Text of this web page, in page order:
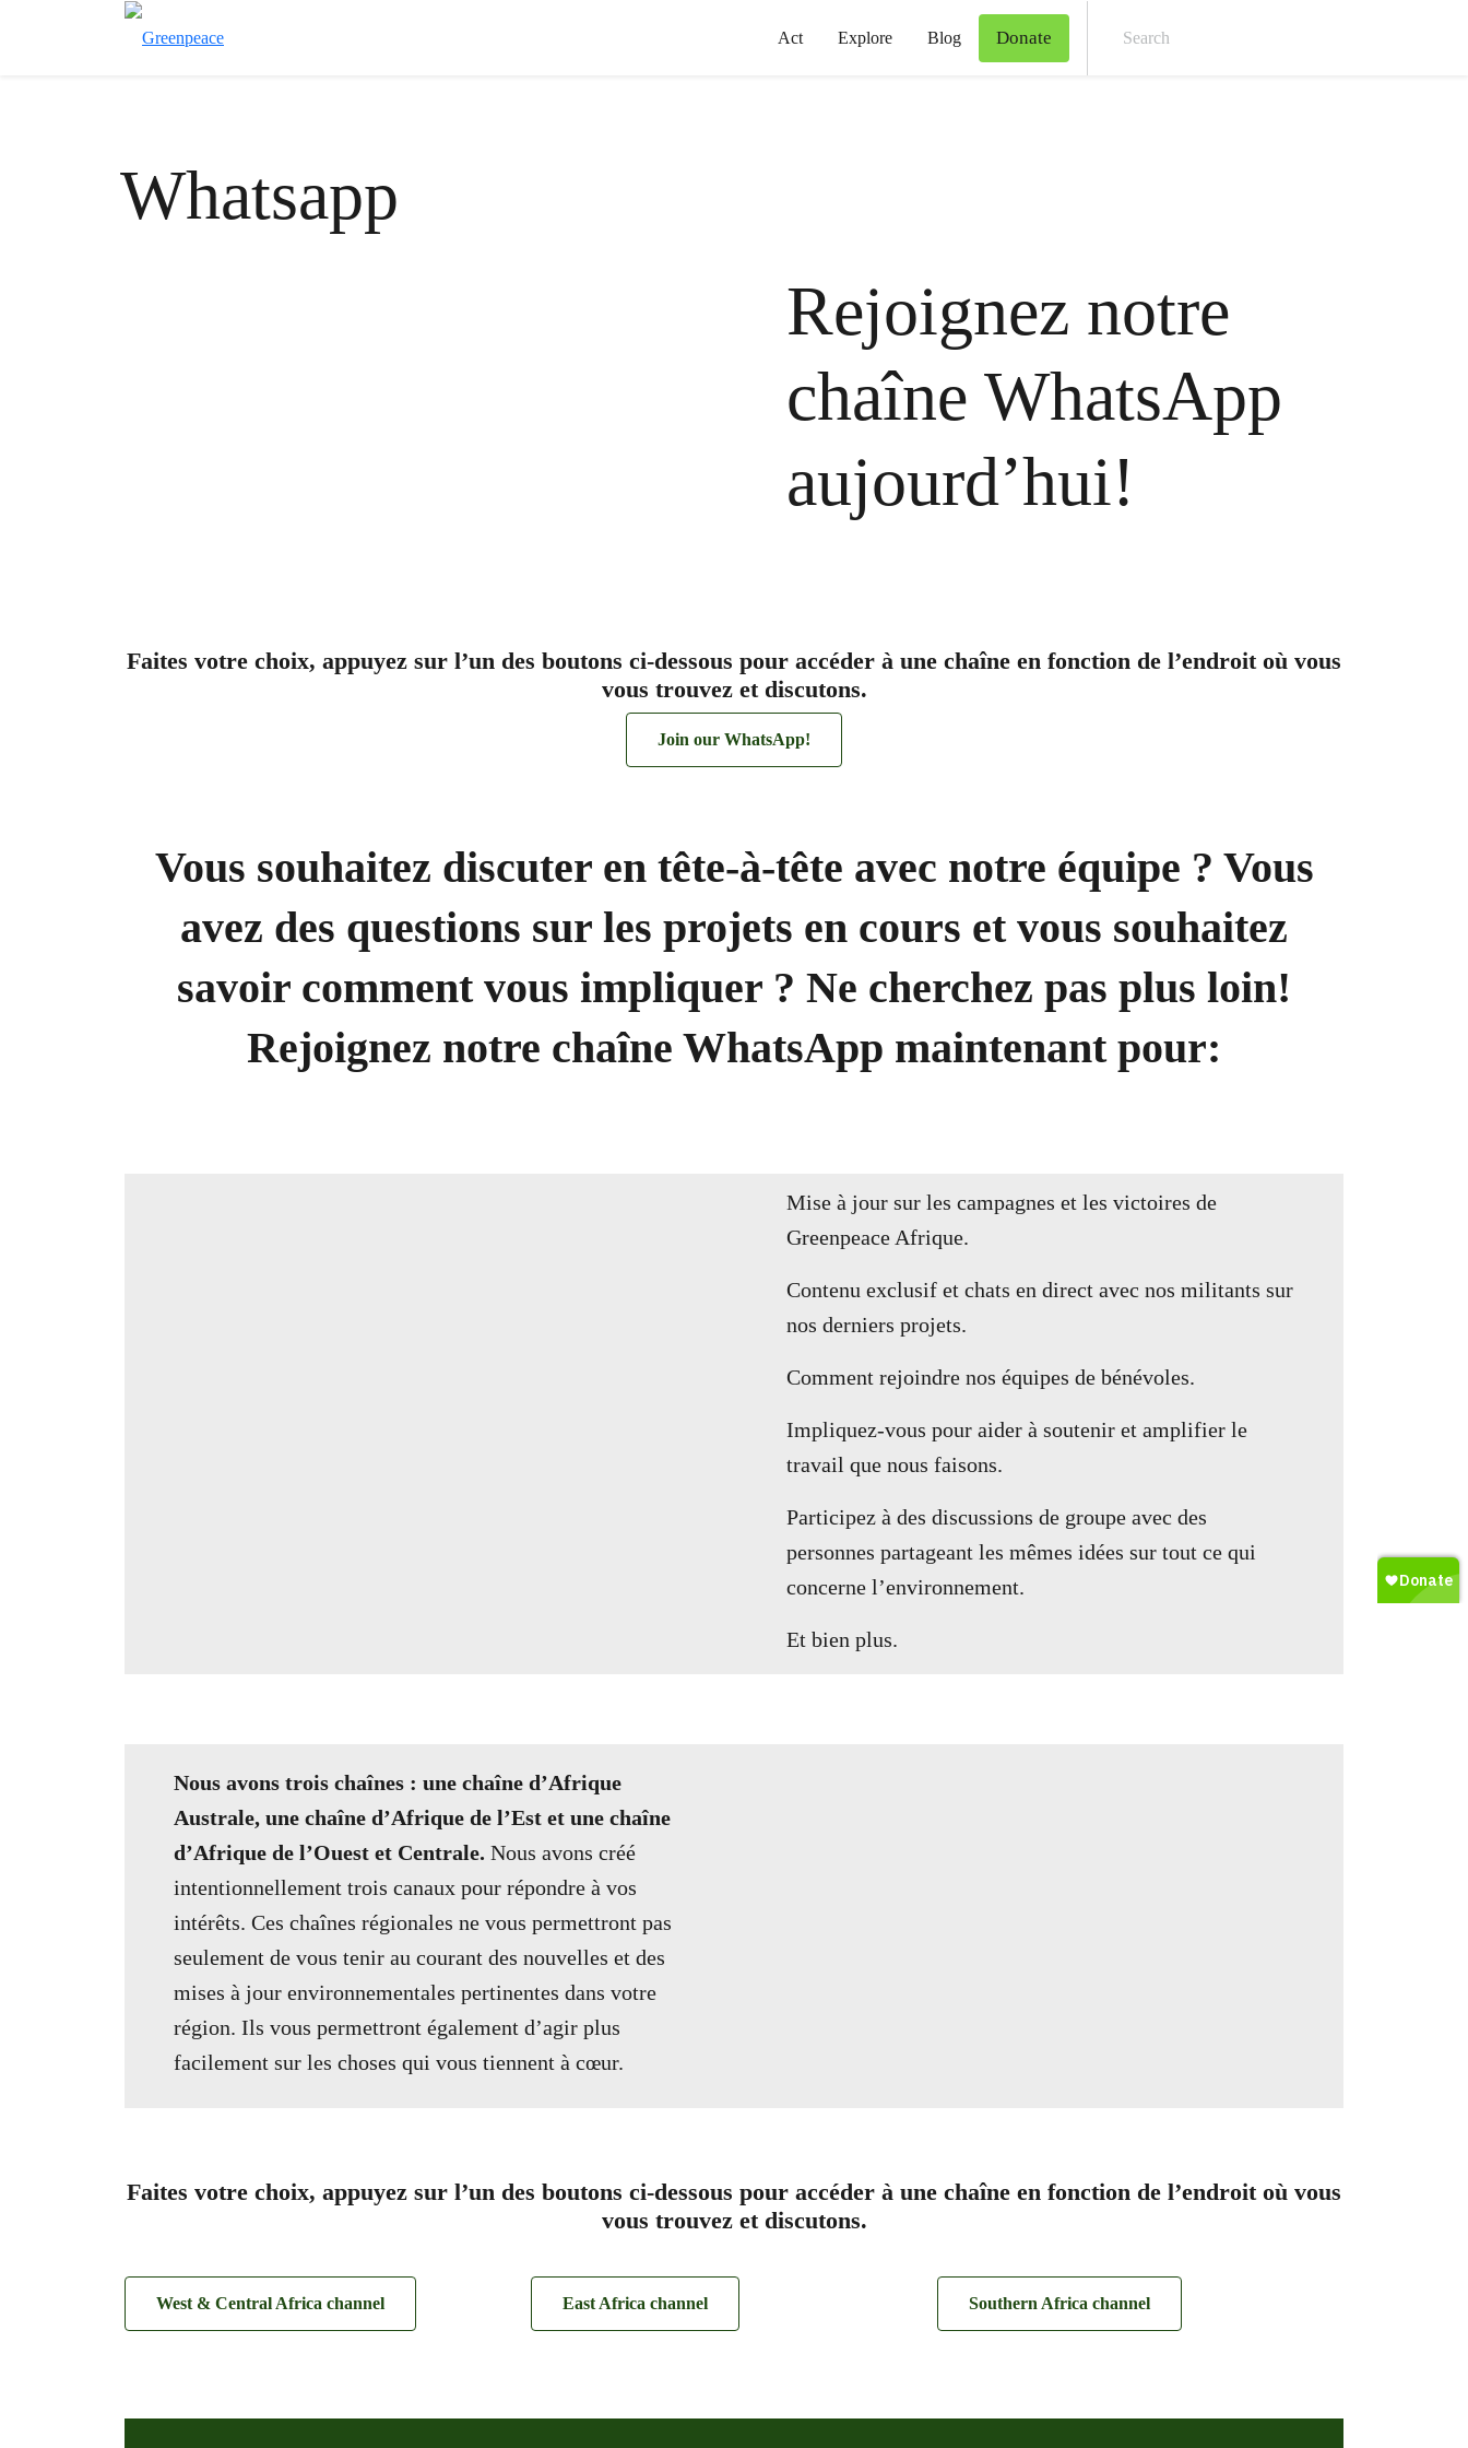
Act Explore Blog Donate
Whatsapp
Rejoignez notre
chaîne WhatsApp
aujourd’hui!
Faites votre choix, appuyez sur l’un des boutons ci-dessous pour accéder à une chaîne en fonction de l’endroit où vous
vous trouvez et discutons.
Join our WhatsApp!
Vous souhaitez discuter en tête-à-tête avec notre équipe ? Vous
avez des questions sur les projets en cours et vous souhaitez
savoir comment vous impliquer ? Ne cherchez pas plus loin!
Rejoignez notre chaîne WhatsApp maintenant pour:
Mise à jour sur les campagnes et les victoires de
Greenpeace Afrique.
Contenu exclusif et chats en direct avec nos militants sur
nos derniers projets.
Comment rejoindre nos équipes de bénévoles.
Impliquez-vous pour aider à soutenir et amplifier le
travail que nous faisons.
Participez à des discussions de groupe avec des
personnes partageant les mêmes idées sur tout ce qui
concerne l’environnement.
Et bien plus.
Nous avons trois chaînes : une chaîne d’Afrique
Australe, une chaîne d’Afrique de l’Est et une chaîne
d’Afrique de l’Ouest et Centrale. Nous avons créé
intentionnellement trois canaux pour répondre à vos
intérêts. Ces chaînes régionales ne vous permettront pas
seulement de vous tenir au courant des nouvelles et des
mises à jour environnementales pertinentes dans votre
région. Ils vous permettront également d’agir plus
facilement sur les choses qui vous tiennent à cœur.
Faites votre choix, appuyez sur l’un des boutons ci-dessous pour accéder à une chaîne en fonction de l’endroit où vous
vous trouvez et discutons.
West & Central Africa channel East Africa channel Southern Africa channel